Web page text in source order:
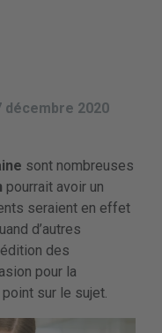
décembre 2020
sont nombreuses
pourrait avoir un
seraient en effet
d’autres
édition des
pour la
sur le sujet.